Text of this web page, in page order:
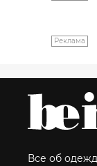
Реклама
Все об